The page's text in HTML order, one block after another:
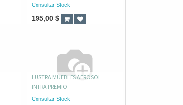
Consultar Stock
195,00 $
LUSTRA MUEBLES AEROSOL
INTRA PREMIO
Consultar Stock